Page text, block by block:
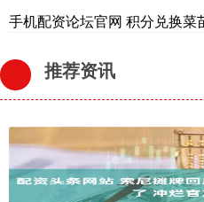
手机配资论坛官网 积分兑换菜
推荐资讯